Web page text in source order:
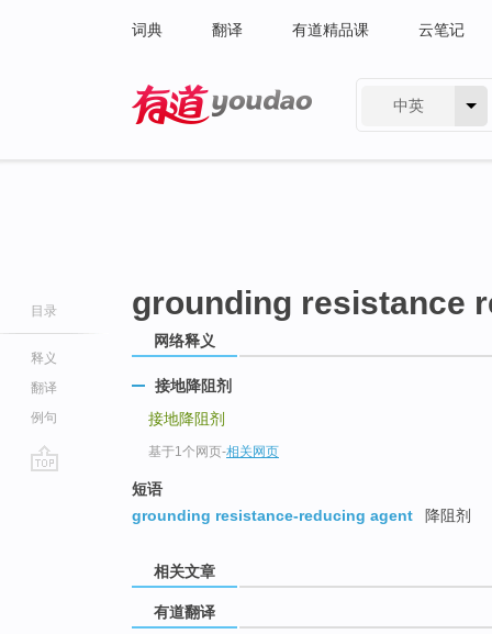
词典 翻译 有道精品课 云笔记
中英
目录
释义
翻译
例句
grounding resistance
网络释义
接地降阻剂
接地降阻剂
基于1个网页-相关网页
短语
grounding resistance-reducing agent
降阻剂
相关文章
有道翻译